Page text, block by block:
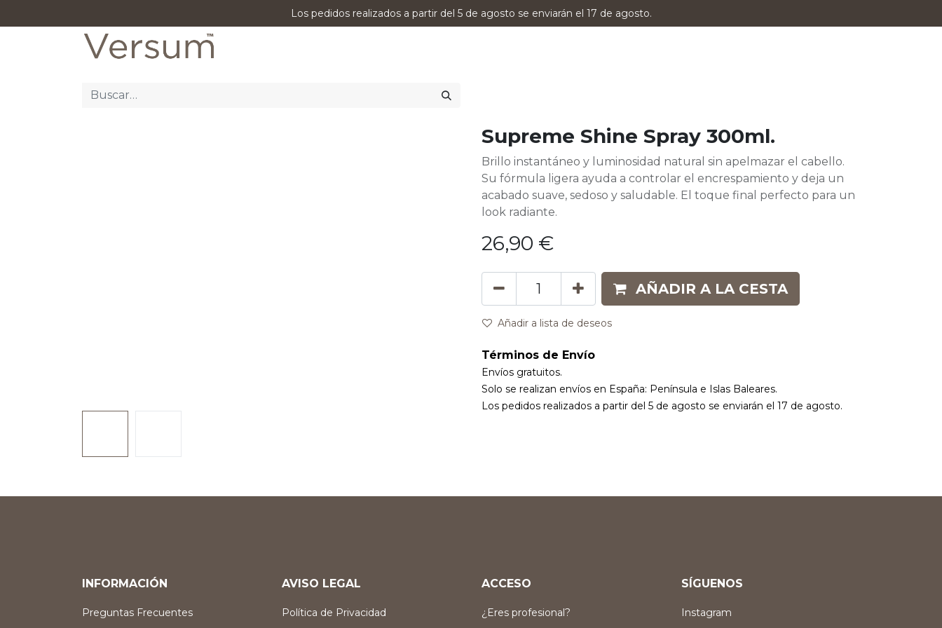
Los pedidos realizados a partir del 5 de agosto se enviarán el 17 de agosto.
Supreme Shine Spray 300ml.
Brillo instantáneo y luminosidad natural sin apelmazar el cabello.
Su fórmula ligera ayuda a controlar el encrespamiento y deja un
acabado suave, sedoso y saludable. El toque final perfecto para un
look radiante.
26,90 €
AÑADIR A LA CESTA
Añadir a lista de deseos
Términos de Envío
Envíos gratuitos.
Solo se realizan envíos en España: Península e Islas Baleares.
Los pedidos realizados a partir del 5 de agosto se enviarán el 17 de agosto.
INFORMACIÓN
Preguntas Frecuentes
AVISO LEGAL
Política de Privacidad
ACCESO
¿Eres profesional?
SÍGUENOS
Instagram